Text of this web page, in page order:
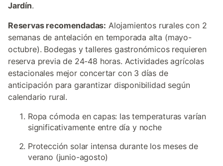
Jardín.
Reservas recomendadas: Alojamientos rurales con 2
semanas de antelación en temporada alta (mayo-
octubre). Bodegas y talleres gastronómicos requieren
reserva previa de 24-48 horas. Actividades agrícolas
estacionales mejor concertar con 3 días de
anticipación para garantizar disponibilidad según
calendario rural.
Ropa cómoda en capas: las temperaturas varían
significativamente entre día y noche
Protección solar intensa durante los meses de
verano (junio-agosto)